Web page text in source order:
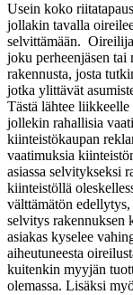
Usein koko
jollakin tavalla
selvittämään.
joku perheenjäsen tai
rakennusta, josta
jotka ylittävät
Tästä lähtee liikkeelle
jollekin rahallisia
kiinteistökaupan
vaatimuksia
asiassa selvitykseksi
kiinteistöllä
välttämätön
selvitys rakennuksen
asiakas kyselee
aiheutuneesta
kuitenkin myyjän
olemassa. Lisäksi